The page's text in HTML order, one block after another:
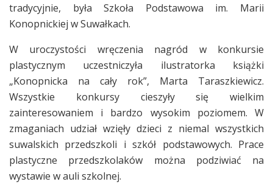
tradycyjnie, była Szkoła Podstawowa im. Marii
Konopnickiej w Suwałkach.
W uroczystości wręczenia nagród w konkursie
plastycznym uczestniczyła ilustratorka książki
„Konopnicka na cały rok”, Marta Taraszkiewicz.
Wszystkie konkursy cieszyły się wielkim
zainteresowaniem i bardzo wysokim poziomem. W
zmaganiach udział wzięły dzieci z niemal wszystkich
suwalskich przedszkoli i szkół podstawowych. Prace
plastyczne przedszkolaków można podziwiać na
wystawie w auli szkolnej.